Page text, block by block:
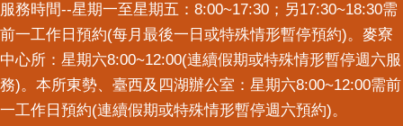
服務時間--星期一至星期五：8:00~17:30；另17:30~18:30需
前一工作日預約(每月最後一日或特殊情形暫停預約)。麥寮
中心所：星期六8:00~12:00(連續假期或特殊情形暫停週六服
務)。本所東勢、臺西及四湖辦公室：星期六8:00~12:00需前
一工作日預約(連續假期或特殊情形暫停週六預約)。